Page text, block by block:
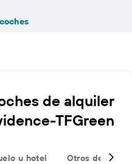
de alquiler
TFGreen
u hotel Otros destinos